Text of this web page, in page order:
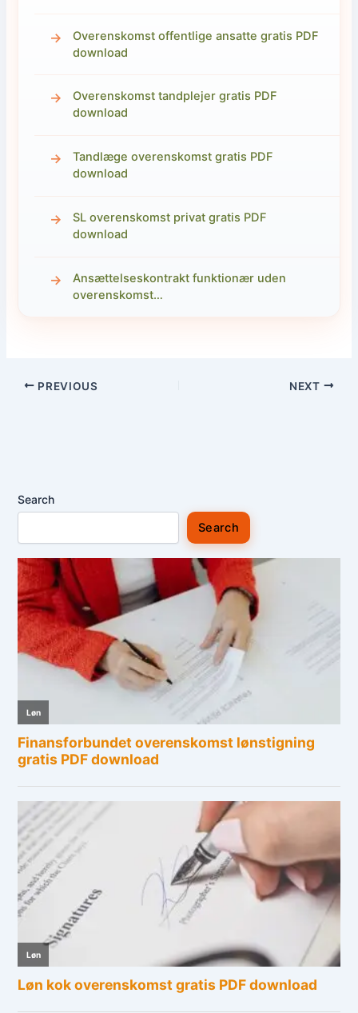
Overenskomst offentlige ansatte gratis PDF
download
Overenskomst tandplejer gratis PDF
download
Tandlæge overenskomst gratis PDF
download
SL overenskomst privat gratis PDF
download
Ansættelseskontrakt funktionær uden
overenskomst…
PREVIOUS NEXT
Search
Search